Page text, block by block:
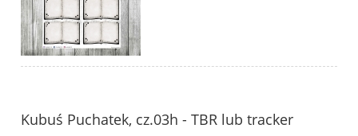
Kubuś Puchatek, cz.03h - TBR lub tracker